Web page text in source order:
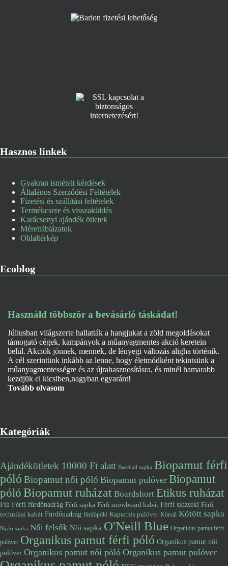
Hasznos linkek
Gyakran ismételt kérdések
Általános Szerződési Feltételek
Fizetési és szállítási feltételek
Termékcsere és visszaküldés
Karácsonyi ajándék ötletek
Mérettáblázatok
Oldaltérkép
Ecoblog
Használd többször a bevásárló táskádat!
Júliusban világszerte hallatták a hangjukat a zöld megoldásokat
támogató cégek, kampányok a műanyagmentes akció keretein
belül. Akciók jönnek, mennek, de lényegi változás aligha történik.
A cél szerintünk inkább az lenne, hogy életmódként tekintsünk a
műanyagmentességre és az újrahasznosításra, és minél hamarabb
kezdjük el kicsiben,nagyban egyaránt!
Tovább olvasom
Kategóriák
Ajándékötletek 10000 Ft alatt Baseball sapka Biopamut férfi
póló Biopamut női póló Biopamut pulóver Biopamut
pólóBiopamut ruházat Boardshort Etikus ruházat
Fiú Férfi fürdőnadrág Férfi sapka Férfi snowboard kabát Férfi sídzseki Férfi
technikai kabát Fürdőnadrág fürdőpóló Kapucnis pulóver Körsál Kötött sapka
Nyári sapka Női felsők Női sapka O'Neill Blue Organikus pamut férfi
pulóver Organikus pamut férfi póló Organikus pamut női
pulóver Organikus pamut női póló Organikus pamut pulóver